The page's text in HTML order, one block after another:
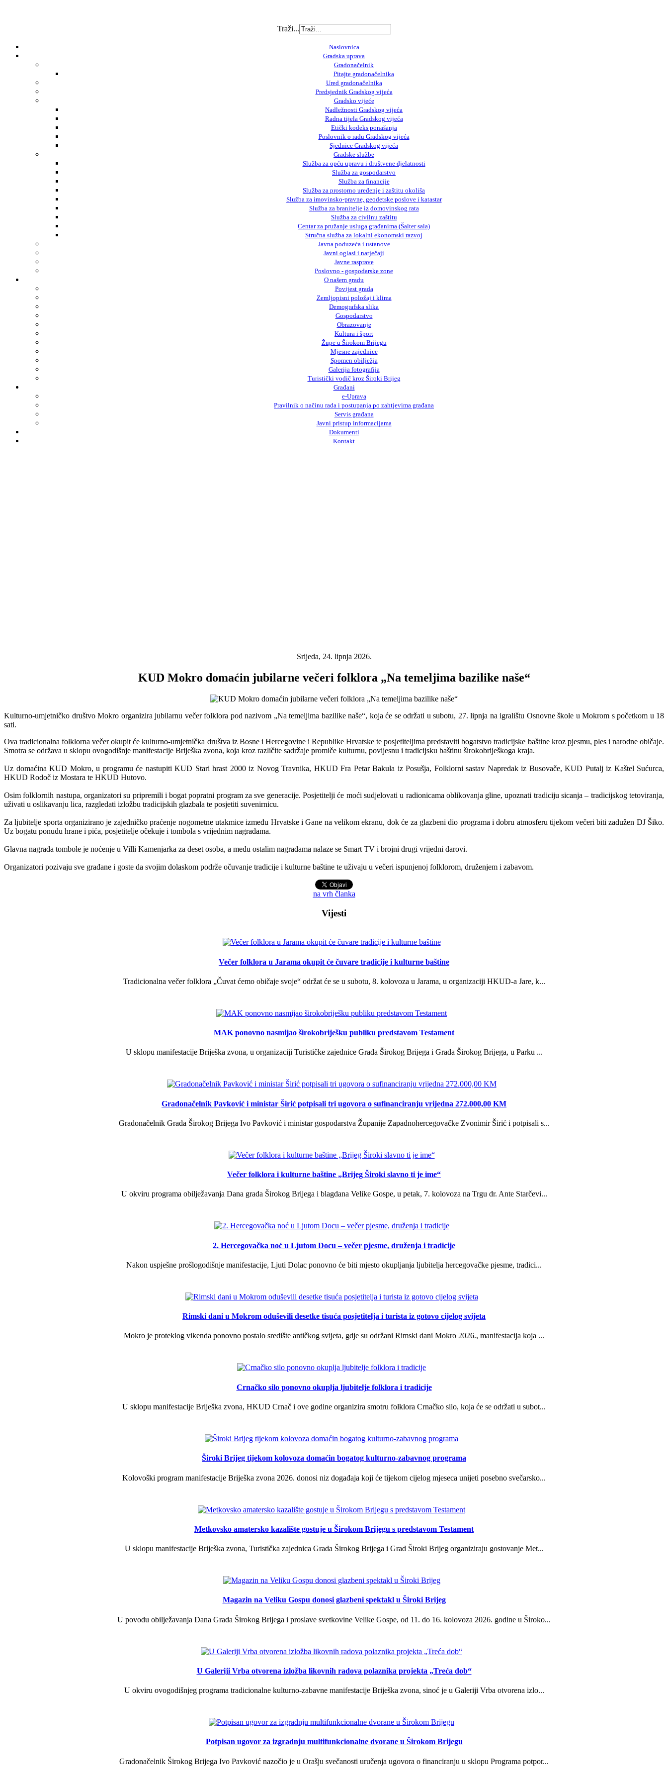
Traži...
Naslovnica
Gradska uprava
Gradonačelnik
Pitajte gradonačelnika
Ured gradonačelnika
Predsjednik Gradskog vijeća
Gradsko vijeće
Nadležnosti Gradskog vijeća
Radna tijela Gradskog vijeća
Etički kodeks ponašanja
Poslovnik o radu Gradskog vijeća
Sjednice Gradskog vijeća
Gradske službe
Služba za opću upravu i društvene djelatnosti
Služba za gospodarstvo
Služba za financije
Služba za prostorno uređenje i zaštitu okoliša
Služba za imovinsko-pravne, geodetske poslove i katastar
Služba za branitelje iz domovinskog rata
Služba za civilnu zaštitu
Centar za pružanje usluga građanima (Šalter sala)
Stručna služba za lokalni ekonomski razvoj
Javna poduzeća i ustanove
Javni oglasi i natječaji
Javne rasprave
Poslovno - gospodarske zone
O našem gradu
Povijest grada
Zemljopisni položaj i klima
Demografska slika
Gospodarstvo
Obrazovanje
Kultura i šport
Župe u Širokom Brijegu
Mjesne zajednice
Spomen obilježja
Galerija fotografija
Turistički vodič kroz Široki Brijeg
Građani
e-Uprava
Pravilnik o načinu rada i postupanja po zahtjevima građana
Servis građana
Javni pristup informacijama
Dokumenti
Kontakt
Srijeda, 24. lipnja 2026.
KUD Mokro domaćin jubilarne večeri folklora „Na temeljima bazilike naše“
Kulturno-umjetničko društvo Mokro organizira jubilarnu večer folklora pod nazivom „Na temeljima bazilike naše“, koja će se održati u subotu, 27. lipnja na igralištu Osnovne škole u Mokrom s početkom u 18
sati.
Ova tradicionalna folklorna večer okupit će kulturno-umjetnička društva iz Bosne i Hercegovine i Republike Hrvatske te posjetiteljima predstaviti bogatstvo tradicijske baštine kroz pjesmu, ples i narodne običaje.
Smotra se održava u sklopu ovogodišnje manifestacije Briješka zvona, koja kroz različite sadržaje promiče kulturnu, povijesnu i tradicijsku baštinu širokobriješkoga kraja.
Uz domaćina KUD Mokro, u programu će nastupiti KUD Stari hrast 2000 iz Novog Travnika, HKUD Fra Petar Bakula iz Posušja, Folklorni sastav Napredak iz Busovače, KUD Putalj iz Kaštel Sućurca,
HKUD Rodoč iz Mostara te HKUD Hutovo.
Osim folklornih nastupa, organizatori su pripremili i bogat popratni program za sve generacije. Posjetitelji će moći sudjelovati u radionicama oblikovanja gline, upoznati tradiciju sicanja – tradicijskog tetoviranja,
uživati u oslikavanju lica, razgledati izložbu tradicijskih glazbala te posjetiti suvenirnicu.
Za ljubitelje sporta organizirano je zajedničko praćenje nogometne utakmice između Hrvatske i Gane na velikom ekranu, dok će za glazbeni dio programa i dobru atmosferu tijekom večeri biti zadužen DJ Šiko.
Uz bogatu ponudu hrane i pića, posjetitelje očekuje i tombola s vrijednim nagradama.
Glavna nagrada tombole je noćenje u Villi Kamenjarka za deset osoba, a među ostalim nagradama nalaze se Smart TV i brojni drugi vrijedni darovi.
Organizatori pozivaju sve građane i goste da svojim dolaskom podrže očuvanje tradicije i kulturne baštine te uživaju u večeri ispunjenoj folklorom, druženjem i zabavom.
na vrh članka
Vijesti
Večer folklora u Jarama okupit će čuvare tradicije i kulturne baštine
Tradicionalna večer folklora „Čuvat ćemo običaje svoje“ održat će se u subotu, 8. kolovoza u Jarama, u organizaciji HKUD-a Jare, k...
MAK ponovno nasmijao širokobriješku publiku predstavom Testament
U sklopu manifestacije Briješka zvona, u organizaciji Turističke zajednice Grada Širokog Brijega i Grada Širokog Brijega, u Parku ...
Gradonačelnik Pavković i ministar Širić potpisali tri ugovora o sufinanciranju vrijedna 272.000,00 KM
Gradonačelnik Grada Širokog Brijega Ivo Pavković i ministar gospodarstva Županije Zapadnohercegovačke Zvonimir Širić i potpisali s...
Večer folklora i kulturne baštine „Brijeg Široki slavno ti je ime“
U okviru programa obilježavanja Dana grada Širokog Brijega i blagdana Velike Gospe, u petak, 7. kolovoza na Trgu dr. Ante Starčevi...
2. Hercegovačka noć u Ljutom Docu – večer pjesme, druženja i tradicije
Nakon uspješne prošlogodišnje manifestacije, Ljuti Dolac ponovno će biti mjesto okupljanja ljubitelja hercegovačke pjesme, tradici...
Rimski dani u Mokrom oduševili desetke tisuća posjetitelja i turista iz gotovo cijelog svijeta
Mokro je proteklog vikenda ponovno postalo središte antičkog svijeta, gdje su održani Rimski dani Mokro 2026., manifestacija koja ...
Crnačko silo ponovno okuplja ljubitelje folklora i tradicije
U sklopu manifestacije Briješka zvona, HKUD Crnač i ove godine organizira smotru folklora Crnačko silo, koja će se održati u subot...
Široki Brijeg tijekom kolovoza domaćin bogatog kulturno-zabavnog programa
Kolovoški program manifestacije Briješka zvona 2026. donosi niz događaja koji će tijekom cijelog mjeseca unijeti posebno svečarsko...
Metkovsko amatersko kazalište gostuje u Širokom Brijegu s predstavom Testament
U sklopu manifestacije Briješka zvona, Turistička zajednica Grada Širokog Brijega i Grad Široki Brijeg organiziraju gostovanje Met...
Magazin na Veliku Gospu donosi glazbeni spektakl u Široki Brijeg
U povodu obilježavanja Dana Grada Širokog Brijega i proslave svetkovine Velike Gospe, od 11. do 16. kolovoza 2026. godine u Široko...
U Galeriji Vrba otvorena izložba likovnih radova polaznika projekta „Treća dob“
U okviru ovogodišnjeg programa tradicionalne kulturno-zabavne manifestacije Briješka zvona, sinoć je u Galeriji Vrba otvorena izlo...
Potpisan ugovor za izgradnju multifunkcionalne dvorane u Širokom Brijegu
Gradonačelnik Širokog Brijega Ivo Pavković nazočio je u Orašju svečanosti uručenja ugovora o financiranju u sklopu Programa potpor...